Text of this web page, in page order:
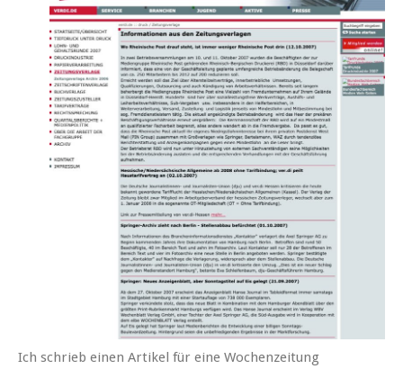
Ich schrieb einen Artikel für eine Wochenzeitung